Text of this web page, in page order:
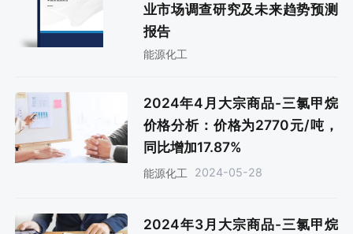
业市场调查研究及未来趋势预测
报告
能源化工
2024年4月大宗商品-三氯甲烷
价格分析：价格为2770元/吨，
同比增加17.87%
能源化工 2024-05-28
2024年3月大宗商品-三氯甲烷